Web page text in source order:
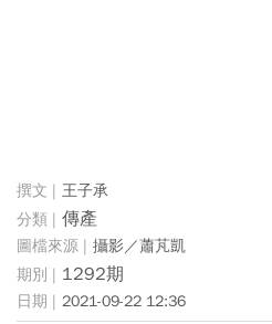
王子承
傳產
攝影／蕭芃凱
1292期
2021-09-22 12:36